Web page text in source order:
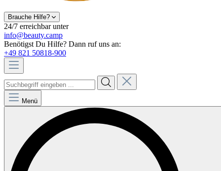
Brauche Hilfe?
24/7 erreichbar unter
info@beauty.camp
Benötigst Du Hilfe? Dann ruf uns an:
+49 821 50818-900
Menü